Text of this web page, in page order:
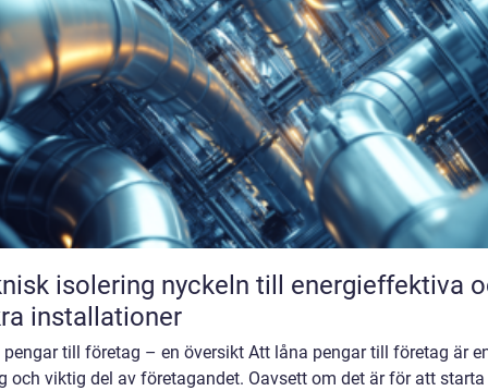
nyckeln till energieffektiva och
installationer
pengar till företag – en översikt Att låna pengar till företag är
och viktig del av företagandet. Oavsett om det är för att